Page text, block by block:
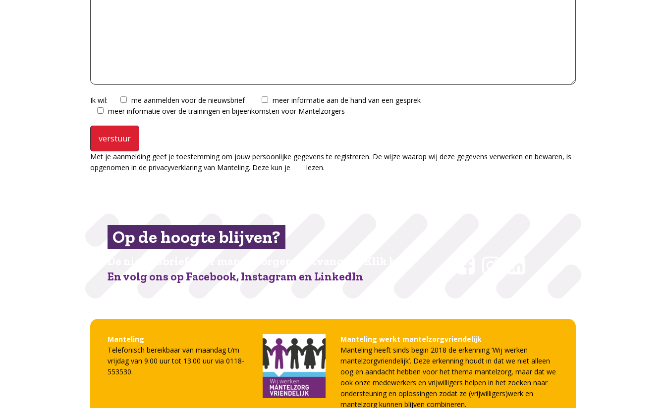
Ik wil: me aanmelden voor de nieuwsbrief
meer informatie aan de hand van een gesprek
meer informatie over de trainingen en bijeenkomsten voor Mantelzorgers
Met je aanmelding geef je toestemming om jouw persoonlijke gegevens te registreren. De wijze waarop wij deze gegevens verwerken en bewaren, is
opgenomen in de privacyverklaring van Manteling. Deze kun je
lezen.
Op de hoogte blijven?
En volg ons op Facebook, Instagram en LinkedIn
Manteling
Telefonisch bereikbaar van maandag t/m
vrijdag van 9.00 uur tot 13.00 uur via 0118-
553530.
Manteling werkt mantelzorgvriendelijk
Manteling heeft sinds begin 2018 de erkenning ‘Wij werken
mantelzorgvriendelijk’. Deze erkenning houdt in dat we niet alleen
oog en aandacht hebben voor het thema mantelzorg, maar dat we
ook onze medewerkers en vrijwilligers helpen in het zoeken naar
ondersteuning en oplossingen zodat ze (vrijwilligers)werk en
mantelzorg kunnen blijven combineren.